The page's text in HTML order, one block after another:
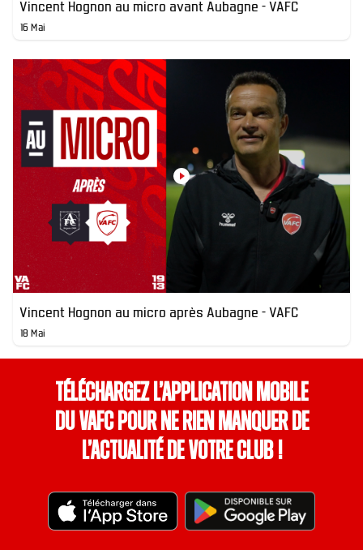
Vincent Hognon au micro avant Aubagne - VAFC
16 Mai
Vincent Hognon au micro après Aubagne - VAFC
18 Mai
Téléchargez l’application mobile
du VAFC pour ne rien manquer de
l’actualité de votre club !